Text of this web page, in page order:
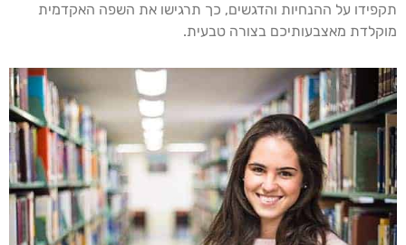
תקפידו על ההנחיות והדגשים, כך תרגישו את השפה האקדמית
מוקלדת מאצבעותיכם בצורה טבעית.